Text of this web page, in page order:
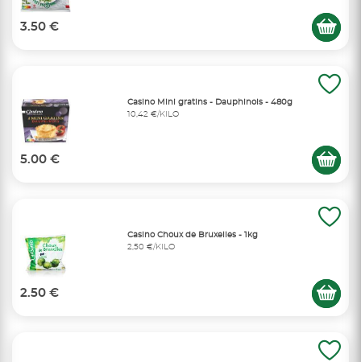
3.50 €
Casino Mini gratins - Dauphinois - 480g
10,42 €/KILO
5.00 €
Casino Choux de Bruxelles - 1kg
2,50 €/KILO
2.50 €